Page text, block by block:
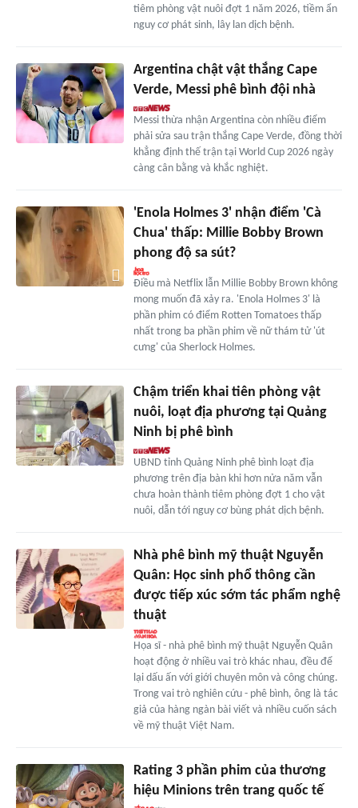
tiêm phòng vật nuôi đợt 1 năm 2026, tiềm ẩn
nguy cơ phát sinh, lây lan dịch bệnh.
Argentina chật vật thắng Cape
Verde, Messi phê bình đội nhà
Messi thừa nhận Argentina còn nhiều điểm
phải sửa sau trận thắng Cape Verde, đồng thời
khẳng định thế trận tại World Cup 2026 ngày
càng cân bằng và khắc nghiệt.
'Enola Holmes 3' nhận điểm 'Cà
Chua' thấp: Millie Bobby Brown
phong độ sa sút?
Điều mà Netflix lẫn Millie Bobby Brown không
mong muốn đã xảy ra. 'Enola Holmes 3' là
phần phim có điểm Rotten Tomatoes thấp
nhất trong ba phần phim về nữ thám tử 'út
cưng' của Sherlock Holmes.
Chậm triển khai tiên phòng vật
nuôi, loạt địa phương tại Quảng
Ninh bị phê bình
UBND tỉnh Quảng Ninh phê bình loạt địa
phương trên địa bàn khi hơn nửa năm vẫn
chưa hoàn thành tiêm phòng đợt 1 cho vật
nuôi, dẫn tới nguy cơ bùng phát dịch bệnh.
Nhà phê bình mỹ thuật Nguyễn
Quân: Học sinh phổ thông cần
được tiếp xúc sớm tác phẩm nghệ
thuật
Họa sĩ - nhà phê bình mỹ thuật Nguyễn Quân
hoạt động ở nhiều vai trò khác nhau, đều để
lại dấu ấn với giới chuyên môn và công chúng.
Trong vai trò nghiên cứu - phê bình, ông là tác
giả của hàng ngàn bài viết và nhiều cuốn sách
về mỹ thuật Việt Nam.
Rating 3 phần phim của thương
hiệu Minions trên trang quốc tế